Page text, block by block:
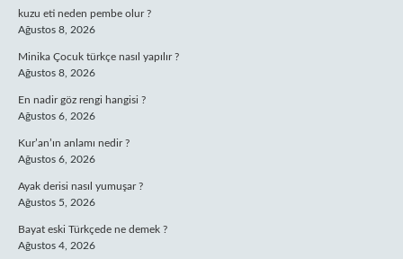
kuzu eti neden pembe olur ?
Ağustos 8, 2026
Minika Çocuk türkçe nasıl yapılır ?
Ağustos 8, 2026
En nadir göz rengi hangisi ?
Ağustos 6, 2026
Kur’an’ın anlamı nedir ?
Ağustos 6, 2026
Ayak derisi nasıl yumuşar ?
Ağustos 5, 2026
Bayat eski Türkçede ne demek ?
Ağustos 4, 2026